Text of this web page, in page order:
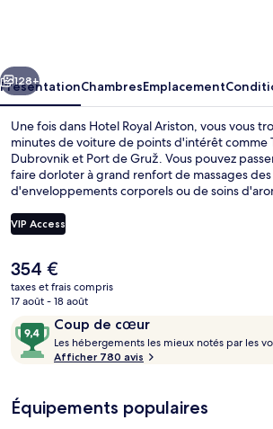
Suivant
128+
PrésentationChambresEmplacement
Une fois dans Hotel Royal Ariston, vous vous
minutes de voiture de points d'intérêt comme
Dubrovnik et Port de Gruž. Vous pouvez
faire dorloter à grand renfort de massages
d'enveloppements corporels ou de soins
restaurants, sert aussi bien le petit déjeuner
de luxe abrite en outre 3 piscines extérieures,
ce qui concerne le personnel attentionné.
VIP Access
Le
prix
actuel
de
354 €.
354 €
taxes et frais compris
17 août - 18 août
Avis
voyageurs
Coup de cœur
9,4
sur
10,
cœur
Les hébergements les mieux notés par les
Afficher 780 avis
Équipements populaires